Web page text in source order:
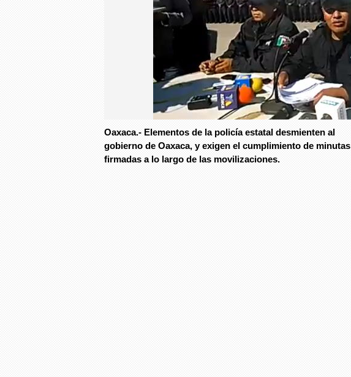
Oaxaca.- Elementos de la policía estatal desmienten al
gobierno de Oaxaca, y exigen el cumplimiento de minutas
firmadas a lo largo de las movilizaciones.